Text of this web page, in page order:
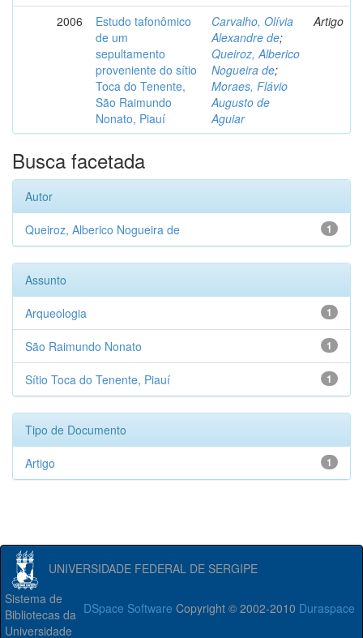
2006
Estudo tafonômico
de um
sepultamento
proveniente do sítio
Toca do Tenente,
São Raimundo
Nonato, Piauí
Carvalho, Olívia
Alexandre de;
Queiroz, Alberico
Nogueira de;
Moraes, Flávio
Augusto de
Aguiar
Artigo
Busca facetada
Autor
1
Queiroz, Alberico Nogueira de
Assunto
1
Arqueologia
1
São Raimundo Nonato
1
Sítio Toca do Tenente, Piauí
Tipo de Documento
1
Artigo
UNIVERSIDADE FEDERAL DE SERGIPE
DSpace Software Copyright © 2002-2010 Duraspace
Sistema de
Bibliotecas da
Universidade